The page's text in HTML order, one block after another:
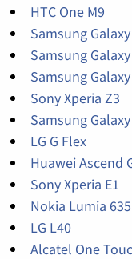
HTC One M9
Samsung
Samsung
Samsung
Sony Xperia Z3
Samsung
LG G Flex
Huawei Ascend
Sony Xperia E1
Nokia Lumia 635
LG L40
Alcatel One